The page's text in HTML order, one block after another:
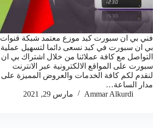
فني بي ان سبورت كبد موزع معتمد شبكة قنوات
بي ان سبورت في كبد نسعى دائما لتسهيل عملية
التواصل مع كافة عملائنا من خلال اشتراك بي ان
سبورت على المواقع الالكترونية عبر الانترنت
لنقدم لكم كافة الخدمات والعروض المميزة على
مدار الساعة…
Ammar Alkurdi
مارس 29, 2021